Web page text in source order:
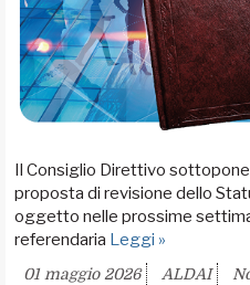
Il Consiglio Direttivo sottopone
proposta di revisione dello
oggetto nelle prossime
referendaria Leggi »
01 maggio 2026 ALDAI